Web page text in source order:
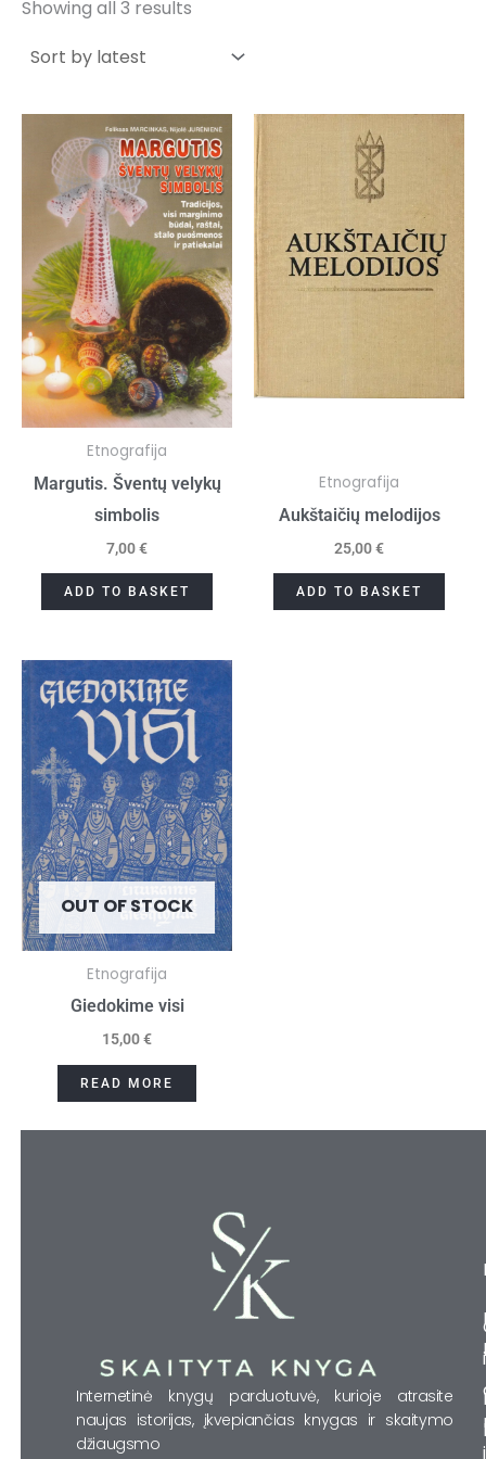
Showing all 3 results
Etnografija
Margutis. Šventų velykų
simbolis
7,00€
ADD TO BASKET
Etnografija
Aukštaičių melodijos
25,00€
ADD TO BASKET
OUT OF STOCK
Etnografija
Giedokime visi
15,00€
READ MORE
Internetinė knygų parduotuvė, kurioje atrasite
naujas istorijas, įkvepiančias knygas ir skaitymo
džiaugsmo